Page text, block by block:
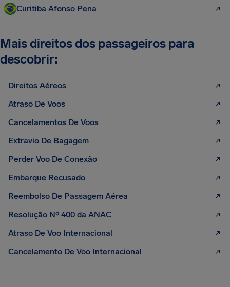
Curitiba Afonso Pena
Mais direitos dos passageiros para
descobrir:
Direitos Aéreos
Atraso De Voos
Cancelamentos De Voos
Extravio De Bagagem
Perder Voo De Conexão
Embarque Recusado
Reembolso De Passagem Aérea
Resolução Nº 400 da ANAC
Atraso De Voo Internacional
Cancelamento De Voo Internacional